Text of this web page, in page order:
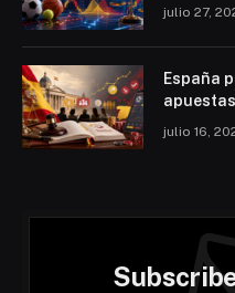
julio 27,
España
julio 16,